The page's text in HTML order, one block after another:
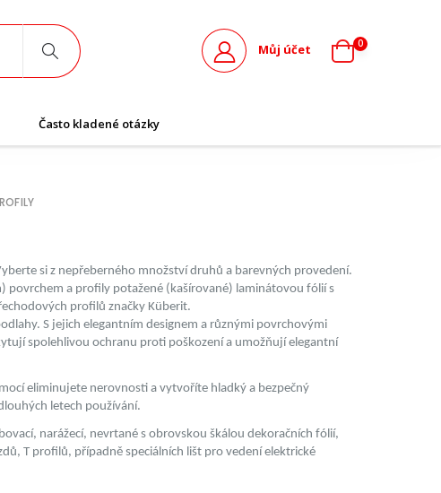
Můj účet 0
Často kladené otázky
si z nepřeberného množství druhů a barevných provedení.
povrchem a profily potažené (kašírované) laminátovou fólií s
profilů značky Küberit.
S jejich elegantním designem a různými povrchovými
spolehlivou ochranu proti poškození a umožňují elegantní
eliminujete nerovnosti a vytvoříte hladký a bezpečný
letech používání.
narážecí, nevrtané s obrovskou škálou dekoračních fólií,
T profilů, případně speciálních lišt pro vedení elektrické